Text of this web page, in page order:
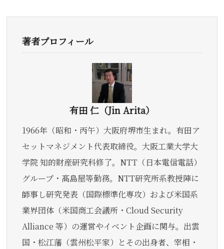
著者プロフィール
有田 仁（Jin Arita）
1966年（昭和・丙午）大阪府堺市生まれ。有田ア
セットマネジメント代表取締役。大阪工業大学大
学院 知的財産研究科修了。NTT（日本電信電話）
グループ・髙島屋等勤務。NTT研究所系教授陣に
師事し研究発表（国際標準化専攻）および米国系
業界団体（米国商工会議所・Cloud Security
Alliance 等）の運営やイベント企画に関与。出雲
国・松江藩（雲州松平家）とその出身者、宰相・